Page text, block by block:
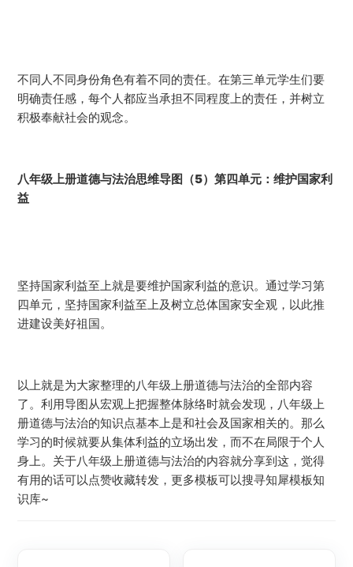
不同人不同身份角色有着不同的责任。在第三单元学生们要
明确责任感，每个人都应当承担不同程度上的责任，并树立
积极奉献社会的观念。
八年级上册道德与法治思维导图（5）第四单元：维护国家利
益
坚持国家利益至上就是要维护国家利益的意识。通过学习第
四单元，坚持国家利益至上及树立总体国家安全观，以此推
进建设美好祖国。
以上就是为大家整理的八年级上册道德与法治的全部内容
了。利用导图从宏观上把握整体脉络时就会发现，八年级上
册道德与法治的知识点基本上是和社会及国家相关的。那么
学习的时候就要从集体利益的立场出发，而不在局限于个人
身上。关于八年级上册道德与法治的内容就分享到这，觉得
有用的话可以点赞收藏转发，更多模板可以搜寻知犀模板知
识库~